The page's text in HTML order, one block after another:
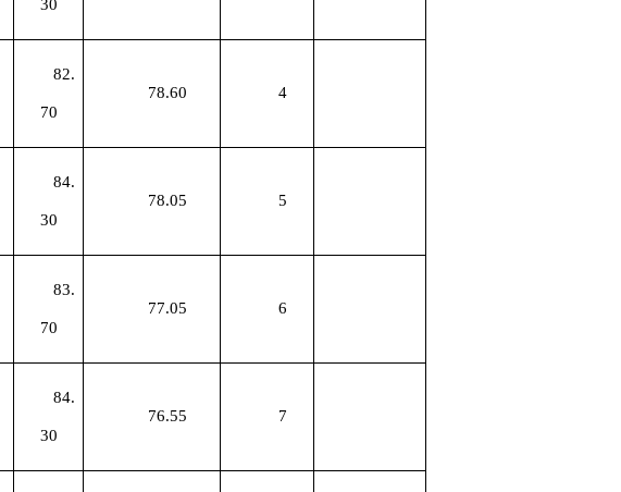
30
82.
70
78.60 4
84.
30
78.05 5
83.
70
77.05 6
84.
30
76.55 7